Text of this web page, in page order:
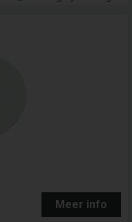
Meer info